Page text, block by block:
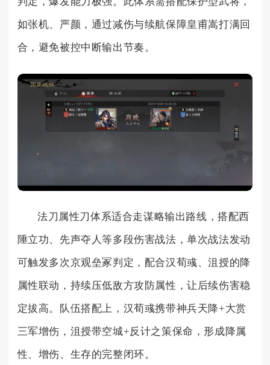
如张机、严颜，通过减伤与续航保障皇甫嵩打满回
合，避免被控中断输出节奏。
法刀属性刀体系适合走谋略输出路线，搭配西
陲立功、先声夺人等多段伤害战法，单次战法发动
可触发多次京观垒冢判定，配合汉荀彧、沮授的降
属性联动，持续压低敌方攻防属性，让后续伤害稳
定拔高。队伍搭配上，汉荀彧携带神兵天降+大赏
三军增伤，沮授带空城+反计之策保命，形成降属
性、增伤、生存的完整闭环。